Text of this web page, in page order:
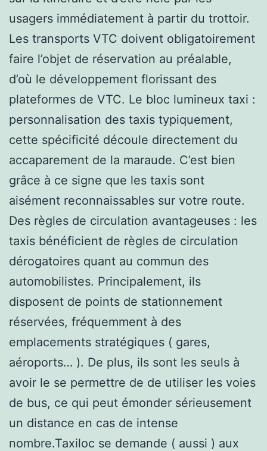
usagers immédiatement à partir du trottoir.
Les transports VTC doivent obligatoirement
faire l’objet de réservation au préalable,
d’où le développement florissant des
plateformes de VTC. Le bloc lumineux taxi :
personnalisation des taxis typiquement,
cette spécificité découle directement du
accaparement de la maraude. C’est bien
grâce à ce signe que les taxis sont
aisément reconnaissables sur votre route.
Des règles de circulation avantageuses : les
taxis bénéficient de règles de circulation
dérogatoires quant au commun des
automobilistes. Principalement, ils
disposent de points de stationnement
réservées, fréquemment à des
emplacements stratégiques ( gares,
aéroports… ). De plus, ils sont les seuls à
avoir le se permettre de de utiliser les voies
de bus, ce qui peut émonder sérieusement
un distance en cas de intense
nombre.Taxiloc se demande ( aussi ) aux